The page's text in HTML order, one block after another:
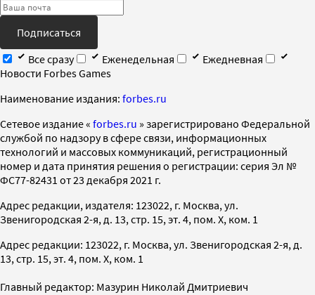
Подписаться
Все сразу
Еженедельная
Ежедневная
Новости Forbes Games
Наименование издания: forbes.ru
Cетевое издание « forbes.ru » зарегистрировано Федеральной
службой по надзору в сфере связи, информационных
технологий и массовых коммуникаций, регистрационный
номер и дата принятия решения о регистрации: серия Эл №
ФС77-82431 от 23 декабря 2021 г.
Адрес редакции, издателя: 123022, г. Москва, ул.
Звенигородская 2-я, д. 13, стр. 15, эт. 4, пом. X, ком. 1
Адрес редакции: 123022, г. Москва, ул. Звенигородская 2-я, д.
13, стр. 15, эт. 4, пом. X, ком. 1
Главный редактор: Мазурин Николай Дмитриевич